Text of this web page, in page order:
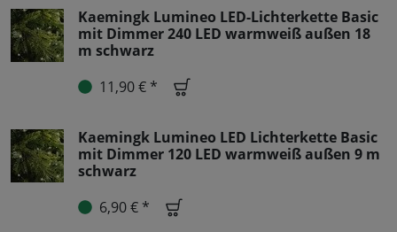
Kaemingk Lumineo LED-Lichterkette Basic
mit Dimmer 240 LED warmweiß außen 18
m schwarz
11,90 € *
Kaemingk Lumineo LED Lichterkette Basic
mit Dimmer 120 LED warmweiß außen 9 m
schwarz
6,90 € *